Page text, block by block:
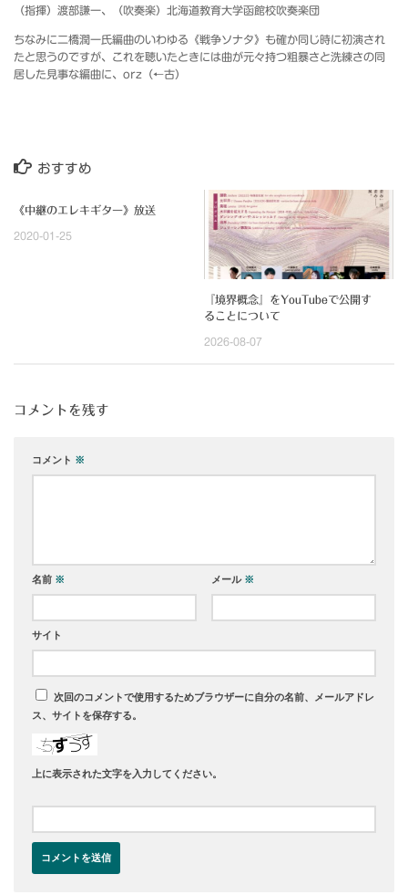
（指揮）渡部謙一、（吹奏楽）北海道教育大学函館校吹奏楽団
ちなみに二橋潤一氏編曲のいわゆる《戦争ソナタ》も確か同じ時に初演され
たと思うのですが、これを聴いたときには曲が元々持つ粗暴さと洗練さの同
居した見事な編曲に、orz（←古）
おすすめ
《中継のエレキギター》放送
2020-01-25
『境界概念』をYouTubeで公開す
ることについて
2026-08-07
コメントを残す
コメント ※
名前 ※ メール ※
サイト
次回のコメントで使用するためブラウザーに自分の名前、メールアドレ
ス、サイトを保存する。
上に表示された文字を入力してください。